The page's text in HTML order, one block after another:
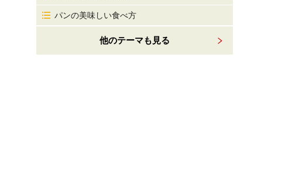
パンの美味しい食べ方
他のテーマも見る